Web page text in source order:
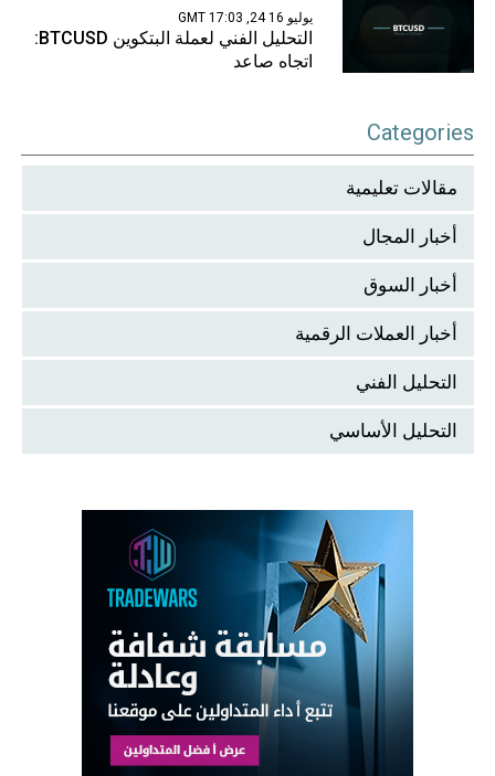
يوليو 16 24, 17:03 GMT
التحليل الفني لعملة البتكوين BTCUSD:
اتجاه صاعد
Categories
مقالات تعليمية
أخبار المجال
أخبار السوق
أخبار العملات الرقمية
التحليل الفني
التحليل الأساسي